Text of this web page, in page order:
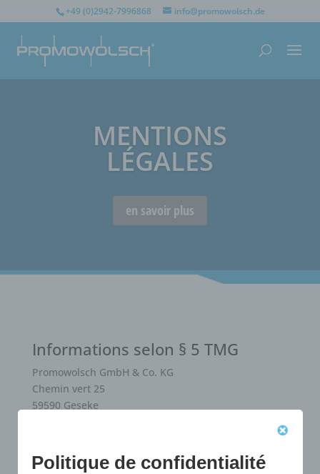
+49 (0)2942-7996868 info@promowolsch.de
MENTIONS
LÉGALES
en savoir plus
Informations selon § 5 TMG
Promowolsch GmbH & Co. KG
Chemin vert 25
59590 Geseke
Paderborn
Politique de confidentialité